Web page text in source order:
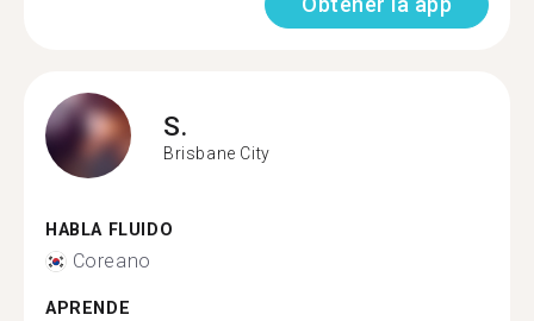
S.
Brisbane City
HABLA FLUIDO
Coreano
APRENDE